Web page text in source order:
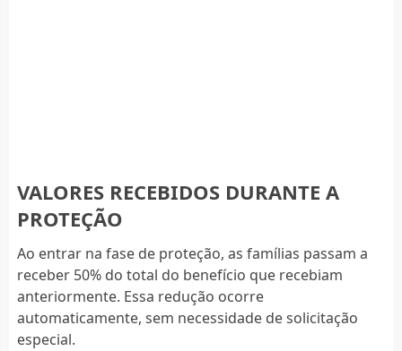
VALORES RECEBIDOS DURANTE A
PROTEÇÃO
Ao entrar na fase de proteção, as famílias passam a
receber 50% do total do benefício que recebiam
anteriormente. Essa redução ocorre
automaticamente, sem necessidade de solicitação
especial.